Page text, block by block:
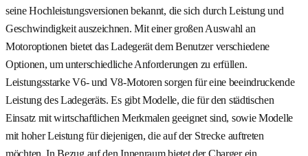
seine Hochleistungsversionen bekannt, die sich durch Leistung und
Geschwindigkeit auszeichnen. Mit einer großen Auswahl an
Motoroptionen bietet das Ladegerät dem Benutzer verschiedene
Optionen, um unterschiedliche Anforderungen zu erfüllen.
Leistungsstarke V6- und V8-Motoren sorgen für eine beeindruckende
Leistung des Ladegeräts. Es gibt Modelle, die für den städtischen
Einsatz mit wirtschaftlichen Merkmalen geeignet sind, sowie Modelle
mit hoher Leistung für diejenigen, die auf der Strecke auftreten
möchten. In Bezug auf den Innenraum bietet der Charger ein